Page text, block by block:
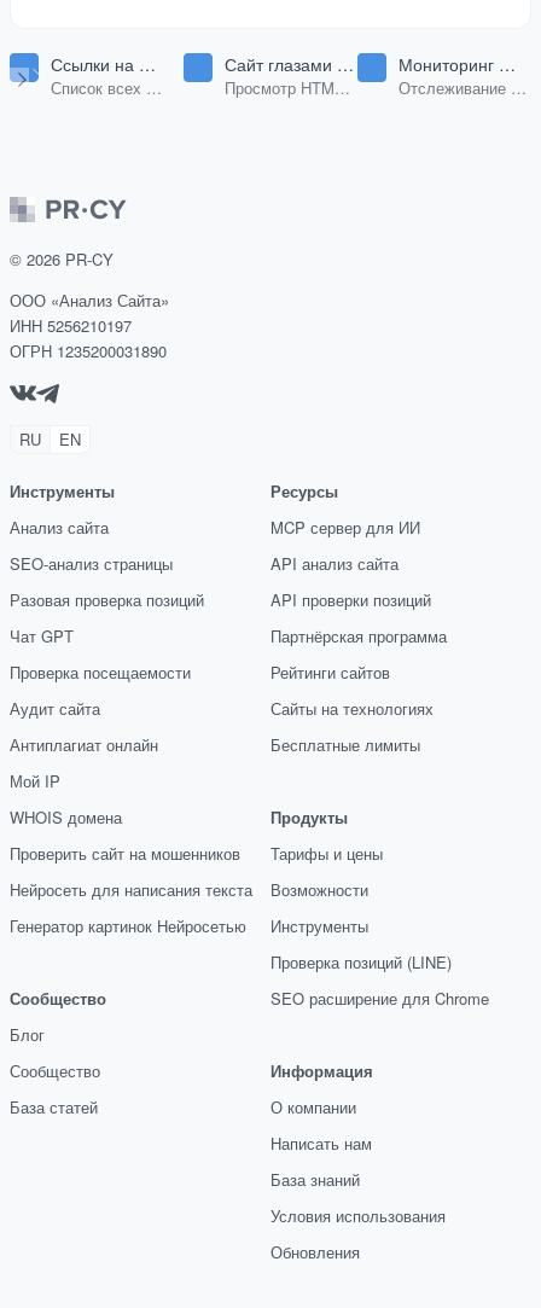
Ссылки на
странице
Список всех
Сайт глазами
поискового
Просмотр HTML
Мониторинг
изменений
Отслеживание
© 2026 PR-CY
ООО «Анализ Сайта»
ИНН 5256210197
ОГРН 1235200031890
RU EN
Инструменты
Анализ сайта
SEO-анализ страницы
Разовая проверка позиций
Чат GPT
Проверка посещаемости
Аудит сайта
Антиплагиат онлайн
Мой IP
WHOIS домена
Проверить сайт на мошенников
Нейросеть для написания текста
Генератор картинок Нейросетью
Сообщество
Блог
Сообщество
База статей
Ресурсы
MCP сервер для ИИ
API анализ сайта
API проверки позиций
Партнёрская программа
Рейтинги сайтов
Сайты на технологиях
Бесплатные лимиты
Продукты
Тарифы и цены
Возможности
Инструменты
Проверка позиций (LINE)
SEO расширение для Chrome
Информация
О компании
Написать нам
База знаний
Условия использования
Обновления